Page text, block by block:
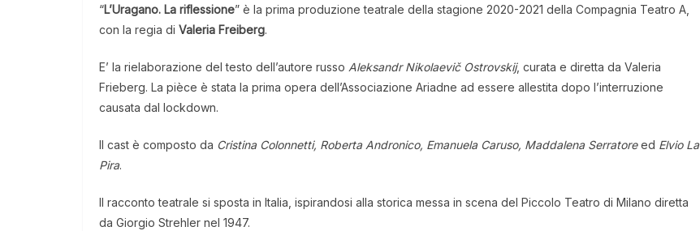
“L’Uragano. La riflessione” è la prima produzione teatrale della stagione 2020-2021 della Compagnia Teatro A,
con la regia di Valeria Freiberg.
E’ la rielaborazione del testo dell’autore russo Aleksandr Nikolaevič Ostrovskij, curata e diretta da Valeria
Frieberg. La pièce è stata la prima opera dell’Associazione Ariadne ad essere allestita dopo l’interruzione
causata dal lockdown.
Il cast è composto da Cristina Colonnetti, Roberta Andronico, Emanuela Caruso, Maddalena Serratoreed Elvio La
Pira.
Il racconto teatrale si sposta in Italia, ispirandosi alla storica messa in scena del Piccolo Teatro di Milano diretta
da Giorgio Strehler nel 1947.